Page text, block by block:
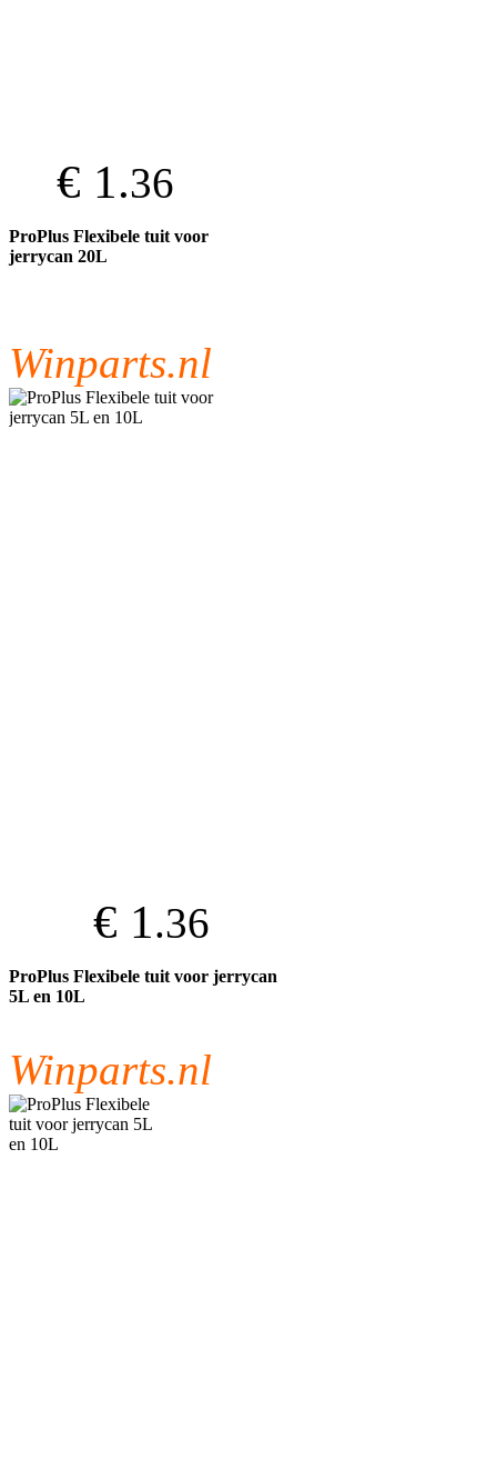
€ 1.36
ProPlus Flexibele tuit voor
jerrycan 20L
Winparts.nl
€ 1.36
ProPlus Flexibele tuit voor jerrycan
5L en 10L
Winparts.nl